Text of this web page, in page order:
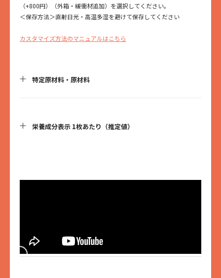
（+800円）（外箱・緩衝材追加）を選択してください。
＜保存方法＞直射日光・高温多湿を避けて保存してください
カスタマイズ方法のマニュアルはこちら
特定原材料・原材料
一部に大豆・オレンジ・りんご・アーモンド含む
【トマトバジル】
ー、こめ油、砂糖（さとうきび（沖縄県産））、有機オーツ麦、ピ
スタチオ、アマニ、チアシード
栄養成分表示 1枚あたり（推定値）
タンパク質：0.9g
【トマトバジル】
エネルギー：45kcal